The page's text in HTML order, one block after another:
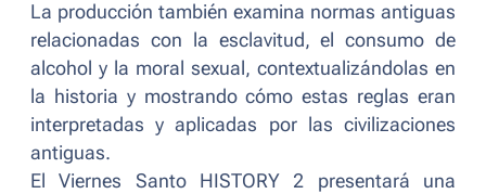
La producción también examina normas antiguas
relacionadas con la esclavitud, el consumo de
alcohol y la moral sexual, contextualizándolas en
la historia y mostrando cómo estas reglas eran
interpretadas y aplicadas por las civilizaciones
antiguas.
El Viernes Santo HISTORY 2 presentará una